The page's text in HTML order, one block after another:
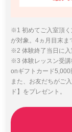
※1 初めてご入室頂く
が対象。4ヵ月目末ま
※2 体験終了当日に入
※3 体験レッスン受講
onギフトカード5,000
また、お友だちがご
ド】をプレゼント。